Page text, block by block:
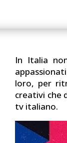
In Italia
loro, per
creativi che
tv italiano.